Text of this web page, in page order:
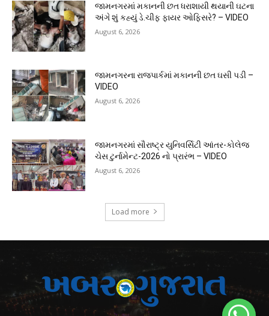
જામનગરમાં મકાનની છત ધરાશાયી થયાની ઘટના
અંગે શું કહ્યું ડે.ચીફ ફાયર ઓફિસરે? – VIDEO
August 6, 2026
જામનગરના રાજપાર્કમાં મકાનની છત ઘસી પડી –
VIDEO
August 6, 2026
જામનગરમાં સૌરાષ્ટ્ર યુનિવર્સિટી આંતર-કોલેજ
ચેસ ટુર્નામેન્ટ-2026 નો પ્રારંભ – VIDEO
August 6, 2026
Load more